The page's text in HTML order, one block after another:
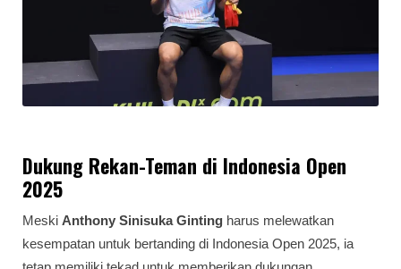
Dukung Rekan-Teman di Indonesia Open
2025
Meski Anthony Sinisuka Ginting harus melewatkan
kesempatan untuk bertanding di Indonesia Open 2025, ia